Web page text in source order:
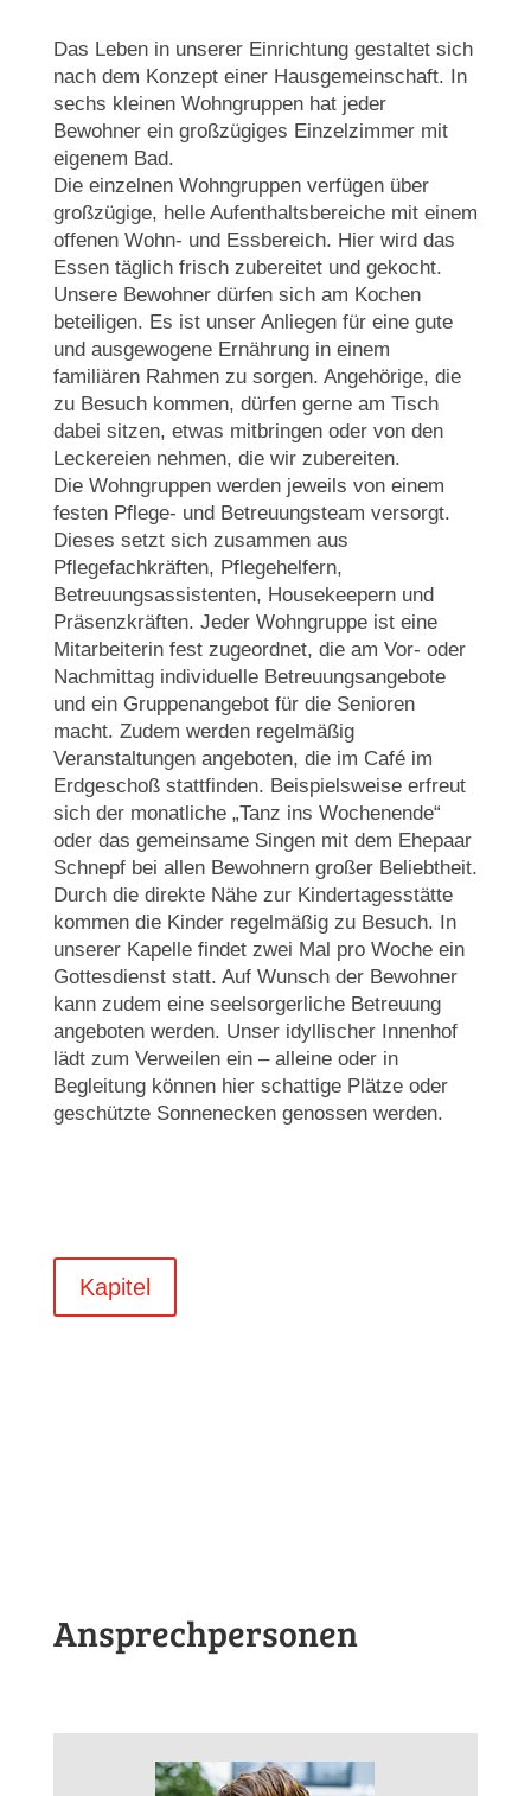
Das Leben in unserer Einrichtung gestaltet sich
nach dem Konzept einer Hausgemeinschaft. In
sechs kleinen Wohngruppen hat jeder
Bewohner ein großzügiges Einzelzimmer mit
eigenem Bad.
Die einzelnen Wohngruppen verfügen über
großzügige, helle Aufenthaltsbereiche mit einem
offenen Wohn- und Essbereich. Hier wird das
Essen täglich frisch zubereitet und gekocht.
Unsere Bewohner dürfen sich am Kochen
beteiligen. Es ist unser Anliegen für eine gute
und ausgewogene Ernährung in einem
familiären Rahmen zu sorgen. Angehörige, die
zu Besuch kommen, dürfen gerne am Tisch
dabei sitzen, etwas mitbringen oder von den
Leckereien nehmen, die wir zubereiten.
Die Wohngruppen werden jeweils von einem
festen Pflege- und Betreuungsteam versorgt.
Dieses setzt sich zusammen aus
Pflegefachkräften, Pflegehelfern,
Betreuungsassistenten, Housekeepern und
Präsenzkräften. Jeder Wohngruppe ist eine
Mitarbeiterin fest zugeordnet, die am Vor- oder
Nachmittag individuelle Betreuungsangebote
und ein Gruppenangebot für die Senioren
macht. Zudem werden regelmäßig
Veranstaltungen angeboten, die im Café im
Erdgeschoß stattfinden. Beispielsweise erfreut
sich der monatliche „Tanz ins Wochenende“
oder das gemeinsame Singen mit dem Ehepaar
Schnepf bei allen Bewohnern großer Beliebtheit.
Durch die direkte Nähe zur Kindertagesstätte
kommen die Kinder regelmäßig zu Besuch. In
unserer Kapelle findet zwei Mal pro Woche ein
Gottesdienst statt. Auf Wunsch der Bewohner
kann zudem eine seelsorgerliche Betreuung
angeboten werden. Unser idyllischer Innenhof
lädt zum Verweilen ein – alleine oder in
Begleitung können hier schattige Plätze oder
geschützte Sonnenecken genossen werden.
Kapitel
Ansprechpersonen